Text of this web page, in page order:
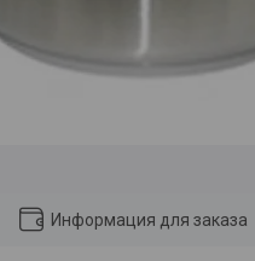
Информация для заказа